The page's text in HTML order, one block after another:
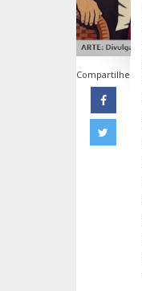
Compartilhe